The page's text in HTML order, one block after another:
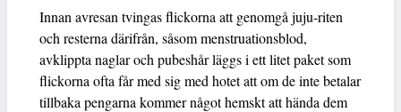
Innan avresan tvingas flickorna att genomgå juju-riten
och resterna därifrån, såsom menstruationsblod,
avklippta naglar och pubeshår läggs i ett litet paket som
flickorna ofta får med sig med hotet att om de inte betalar
tillbaka pengarna kommer något hemskt att hända dem